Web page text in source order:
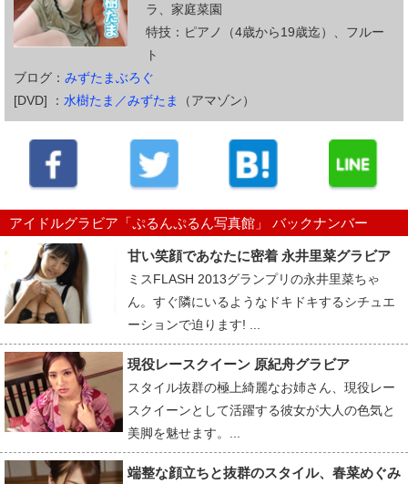
ラ、家庭菜園
特技：ピアノ（4歳から19歳迄）、フルー
ト
ブログ： みずたまぶろぐ
[DVD] ： 水樹たま／みずたま （アマゾン）
アイドルグラビア「ぷるんぷるん写真館」 バックナンバー
甘い笑顔であなたに密着 永井里菜グラビア
ミスFLASH 2013グランプリの永井里菜ちゃ
ん。すぐ隣にいるようなドキドキするシチュエ
ーションで迫ります! ...
現役レースクイーン 原紀舟グラビア
スタイル抜群の極上綺麗なお姉さん、現役レー
スクイーンとして活躍する彼女が大人の色気と
美脚を魅せます。...
端整な顔立ちと抜群のスタイル、春菜めぐみ